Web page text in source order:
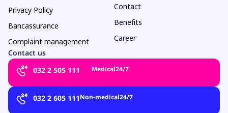
Privacy Policy
Bancassurance
Complaint management
Contact
Benefits
Career
Contact us
032 2 505 111
Medical24/7
032 2 605 111Non-medical24/7